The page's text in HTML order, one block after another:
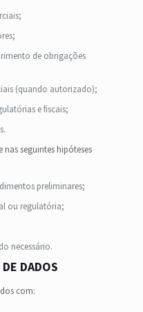
de obrigações
(quando autorizado);
e fiscais;
seguintes hipóteses
preliminares;
ou regulatória;
necessário.
DADOS
com: